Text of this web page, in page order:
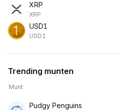
XRP
XRP
USD1
USD1
Trending munten
Munt
Pudgy Penguins